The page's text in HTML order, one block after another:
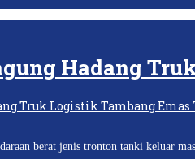
Hadang
berat jenis tronton tanki keluar